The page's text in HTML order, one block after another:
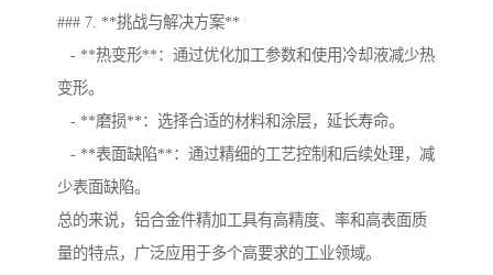
### 7. **挑战与解决方案**
- **热变形**：通过优化加工参数和使用冷却液减少热
变形。
- **磨损**：选择合适的材料和涂层，延长寿命。
- **表面缺陷**：通过精细的工艺控制和后续处理，减
少表面缺陷。
总的来说，铝合金件精加工具有高精度、率和高表面质
量的特点，广泛应用于多个高要求的工业领域。